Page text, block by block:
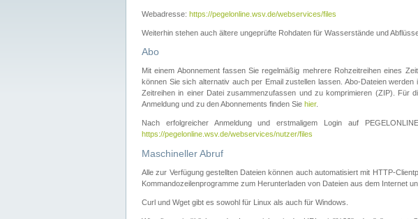
Webadresse: https://pegelonline.wsv.de/webservices/files
Weiterhin stehen auch ältere ungeprüfte Rohdaten für Wasserstände und
Abo
Mit einem Abonnement fassen Sie regelmäßig mehrere Rohzeitreihen eines
können Sie sich alternativ auch per Email zustellen lassen. Abo-Dateien
Zeitreihen in einer Datei zusammenzufassen und zu komprimieren (ZIP). Für
Anmeldung und zu den Abonnements finden Sie hier.
Nach erfolgreicher Anmeldung und erstmaligem Login auf
https://pegelonline.wsv.de/webservices/nutzer/files
Maschineller Abruf
Alle zur Verfügung gestellten Dateien können auch automatisiert mit HTTP-
Kommandozeilenprogramme zum Herunterladen von Dateien aus dem Internet
Curl und Wget gibt es sowohl für Linux als auch für Windows.